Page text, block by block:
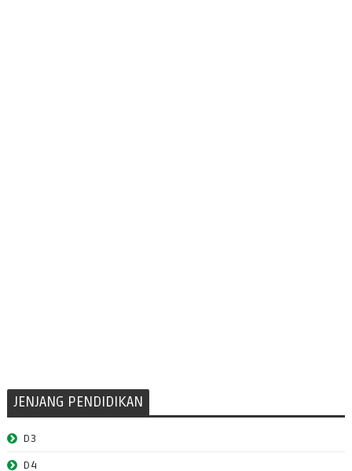
JENJANG PENDIDIKAN
D3
D4